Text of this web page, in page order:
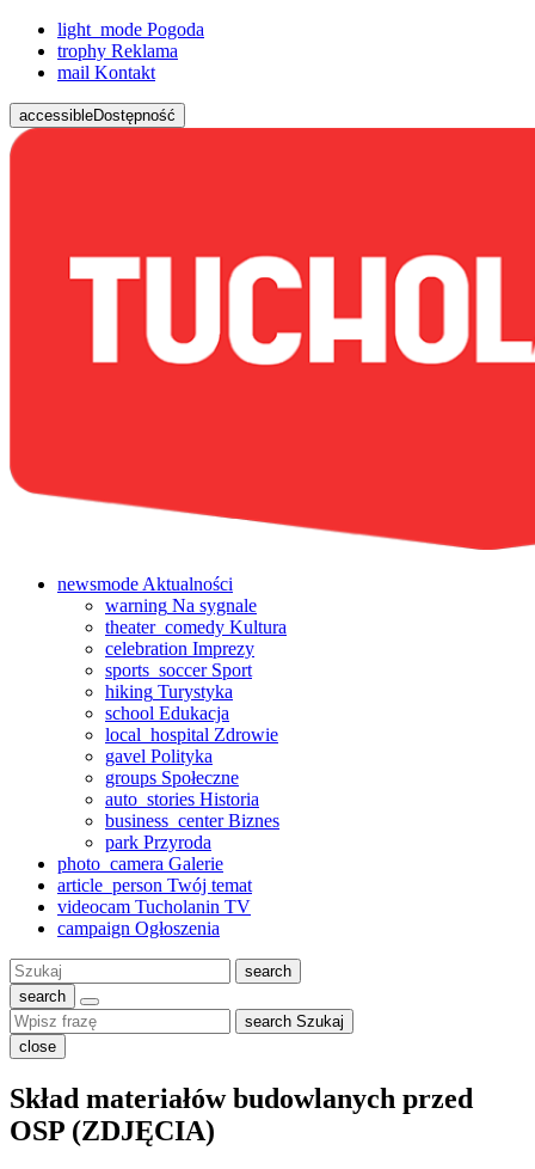
light_mode Pogoda
trophy Reklama
mail Kontakt
accessibleDostępność
newsmode Aktualności
warning Na sygnale
theater_comedy Kultura
celebration Imprezy
sports_soccerSport
hiking Turystyka
school Edukacja
local_hospital Zdrowie
gavel Polityka
groups Społeczne
auto_stories Historia
business_centerBiznes
park Przyroda
photo_camera Galerie
article_person Twój temat
videocam Tucholanin TV
campaign Ogłoszenia
Szukaj:
search
search
search Szukaj
close
Skład materiałów budowlanych przed
OSP (ZDJĘCIA)